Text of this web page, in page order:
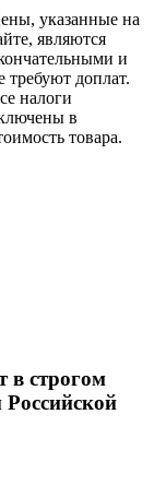
указанные на
являются
и
требуют доплат.
налоги
в
товара.
в строгом
Российской